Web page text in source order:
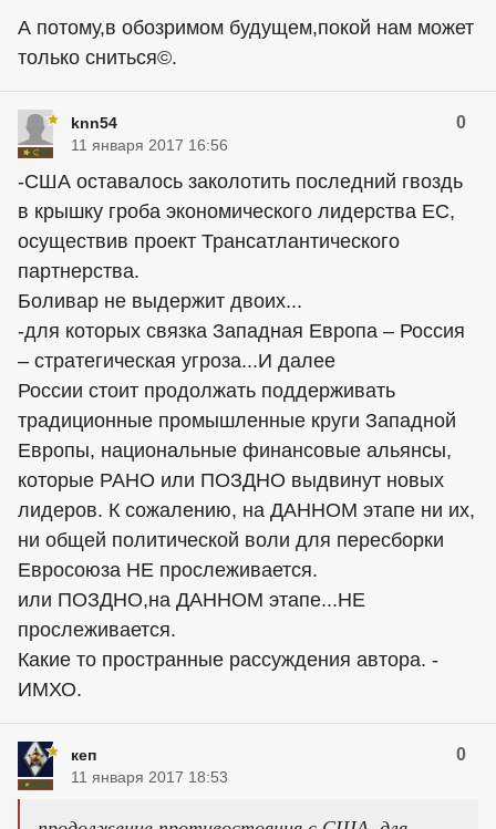
А потому,в обозримом будущем,покой нам может
только сниться©.
knn54 0
11 января 2017 16:56
-США оставалось заколотить последний гвоздь
в крышку гроба экономического лидерства ЕС,
осуществив проект Трансатлантического
партнерства.
Боливар не выдержит двоих...
-для которых связка Западная Европа – Россия
– стратегическая угроза...И далее
России стоит продолжать поддерживать
традиционные промышленные круги Западной
Европы, национальные финансовые альянсы,
которые РАНО или ПОЗДНО выдвинут новых
лидеров. К сожалению, на ДАННОМ этапе ни их,
ни общей политической воли для пересборки
Евросоюза НЕ прослеживается.
или ПОЗДНО,на ДАННОМ этапе...НЕ
прослеживается.
Какие то пространные рассуждения автора. -
ИМХО.
кеп 0
11 января 2017 18:53